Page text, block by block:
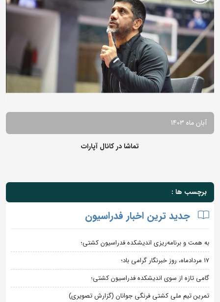
آبان ماه 1403
تماشا در کانال آپارات
برچسب ها :
جدید ترین اخبار فدراسیون
به همت و برنامه‌ریزی اندیشکده فدراسیون کشتی؛
۱۷ مردادماه، روز خبرنگار گرامی باد؛
گامی تازه از سوی اندیشکده فدراسیون کشتی؛
تمرین تیم ملی کشتی فرنگی جوانان (گزارش تصویری)